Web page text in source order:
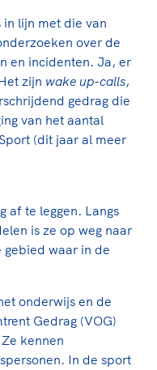
pleintjes, tijdens
te skaten of naar
te juichen
Diede de
Of met trots te
of de
Wat mag wel
kantine en online?
geeft
gewenst en
leer- en
functies
experts, coaches,
managers en
lijn met die van
over de
en incidenten. Ja, er
zijn wake up-calls,
gedrag die
van het aantal
(dit jaar al meer
af te leggen. Langs
is ze op weg naar
waar in de
onderwijs en de
Gedrag (VOG)
kennen
In de sport